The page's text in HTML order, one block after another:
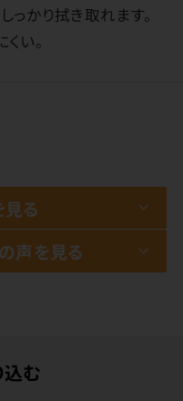
かり拭き取れます。
い。
る
声を見る
む